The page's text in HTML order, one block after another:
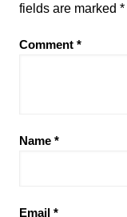
fields are marked *
Comment *
Name *
Email *